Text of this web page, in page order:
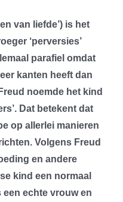
van liefde’) is het
‘perversies’
parafiel omdat
kanten heeft dan
noemde het kind
Dat betekent dat
op allerlei manieren
Volgens Freud
en andere
kind een normaal
echte vrouw en